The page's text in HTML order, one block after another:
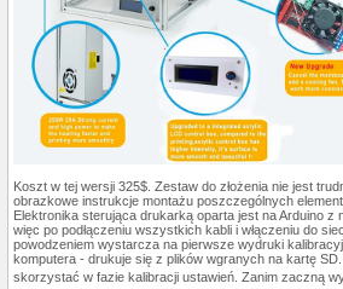
Koszt w tej wersji 325$. Zestaw do złożenia nie jest
obrazkowe instrukcje montażu poszczególnych
Elektronika sterująca drukarką oparta jest na Arduino z
więc po podłączeniu wszystkich kabli i włączeniu do
powodzeniem wystarcza na pierwsze wydruki
komputera - drukuje się z plików wgranych na kartę
skorzystać w fazie kalibracji ustawień. Zanim zaczną